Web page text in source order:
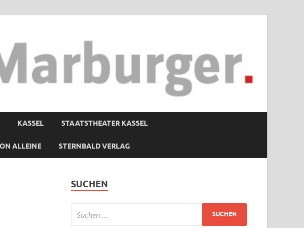
KASSEL STAATSTHEATER KASSEL
ALLEINE STERNBALD VERLAG
SUCHEN